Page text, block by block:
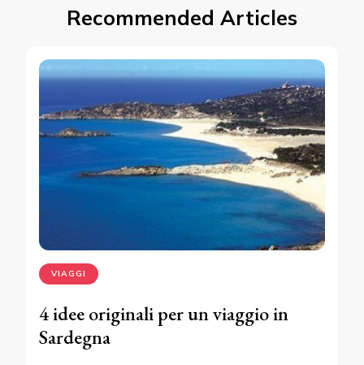
Recommended Articles
VIAGGI
4 idee originali per un viaggio in
Sardegna